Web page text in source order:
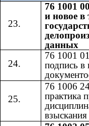
76 1001
и новое в
данных
76 1001
подпись в
76 1006
практика
взыскания